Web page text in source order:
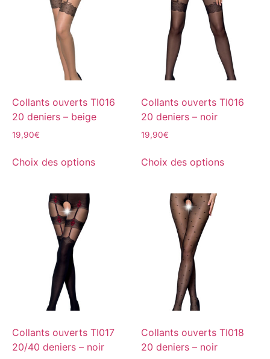
Collants ouverts TI016
20 deniers – beige
19,90€
Choix des options
Collants ouverts TI016
20 deniers – noir
19,90€
Choix des options
Collants ouverts TI017
20/40 deniers – noir
Collants ouverts TI018
20 deniers – noir